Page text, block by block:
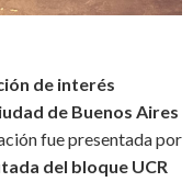
de interés
de Buenos Aires
fue presentada por
del bloque UCR